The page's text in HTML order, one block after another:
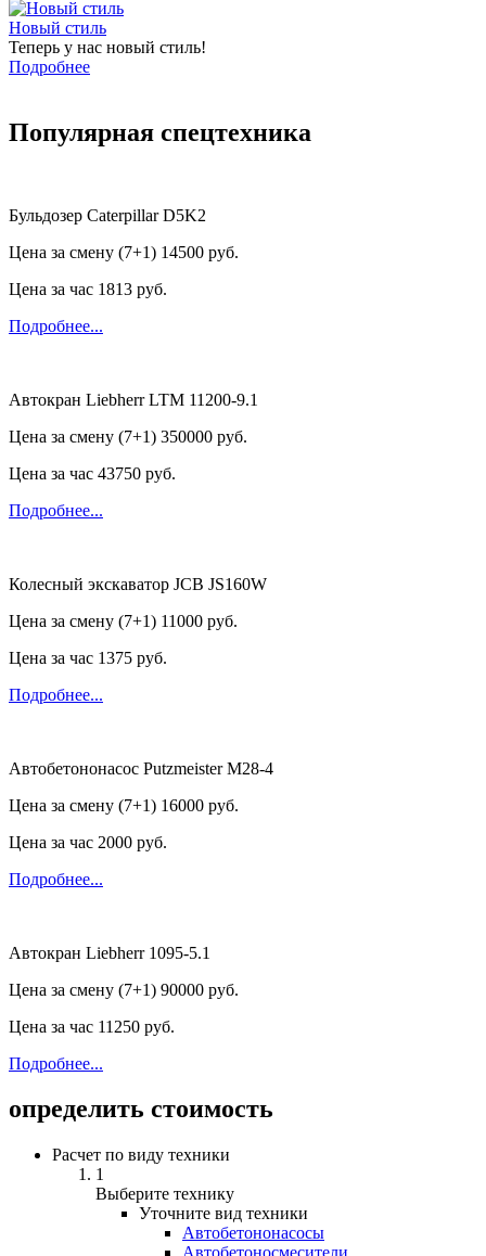
Новый стиль
Теперь у нас новый стиль!
Подробнее
Популярная спецтехника
Бульдозер Caterpillar D5K2
Цена за смену (7+1) 14500 руб.
Цена за час 1813 руб.
Подробнее...
Автокран Liebherr LTM 11200-9.1
Цена за смену (7+1) 350000 руб.
Цена за час 43750 руб.
Подробнее...
Колесный экскаватор JCB JS160W
Цена за смену (7+1) 11000 руб.
Цена за час 1375 руб.
Подробнее...
Автобетононасос Putzmeister M28-4
Цена за смену (7+1) 16000 руб.
Цена за час 2000 руб.
Подробнее...
Автокран Liebherr 1095-5.1
Цена за смену (7+1) 90000 руб.
Цена за час 11250 руб.
Подробнее...
определить стоимость
Расчет по виду техники
1
Выберите технику
Уточните вид техники
Автобетононасосы